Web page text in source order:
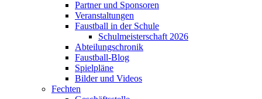
Partner und Sponsoren
Veranstaltungen
Faustball in der Schule
Schulmeisterschaft 2026
Abteilungschronik
Faustball-Blog
Spielpläne
Bilder und Videos
Fechten